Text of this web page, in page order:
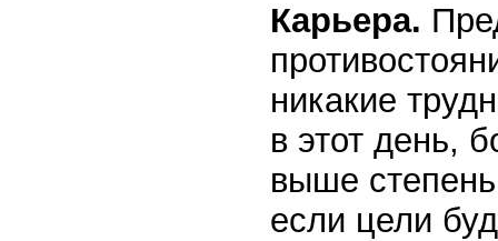
Карьера.
никакие
в этот день,
выше
если цели